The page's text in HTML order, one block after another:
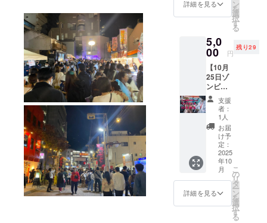
が、ゴ
くださ
い。※そ
ご支援
者様と
バッ
ティン
グする
場合も
ありま
すので
ご了承
くださ
い。
しくな
しま
す。 ５
人まで
期間中
利用可
能で
す。疲
れた時
寛ぐス
ペース
として
ご利用
くださ
い。※飲
食はOK
です
が、ゴ
ネーム
なども
掲載し
ます。
備考欄
に掲載
しても
らいた
い名前
を必ず
記載く
ださ
い。支
援いた
だいた
順に掲
載をし
ていき
ます。
詳細を見る ン
を
選
択
す
る
5,0
00 円
残り29
【10月
25日ゾ
ンビ変
身体験
コー
ナー
ファス
トパ
ス】横
川ゾン
ビナイ
ト大人
気コン
テンツ
の「ゾ
ンビ変
支援
者：
1人
お届
け予
定：
2025
年10
月
詳細を見る
こ
の
リ
タ
ー
ン
を
選
択
す
る